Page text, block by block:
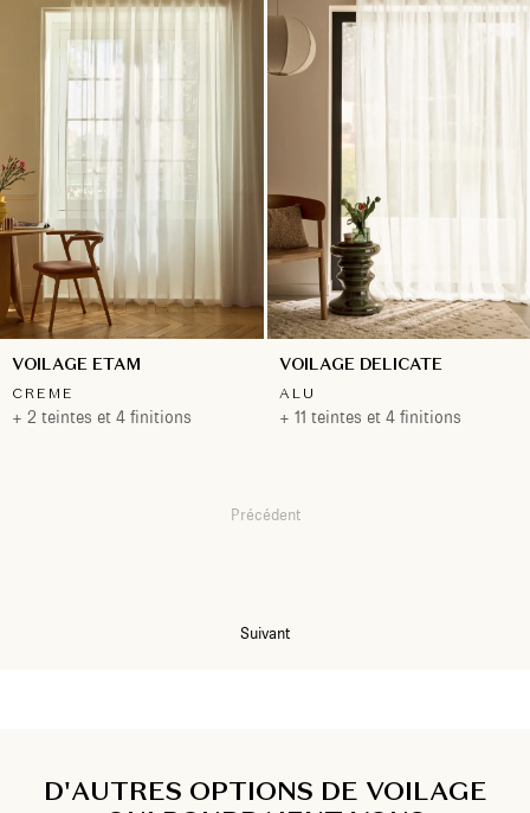
VOILAGE ETAM
CREME
+ 2 teintes et 4 finitions
VOILAGE DELICATE
ALU
+ 11 teintes et 4 finitions
Précédent
Suivant
D'AUTRES OPTIONS DE VOILAGE